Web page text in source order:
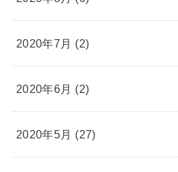
2020年7月 (2)
2020年6月 (2)
2020年5月 (27)